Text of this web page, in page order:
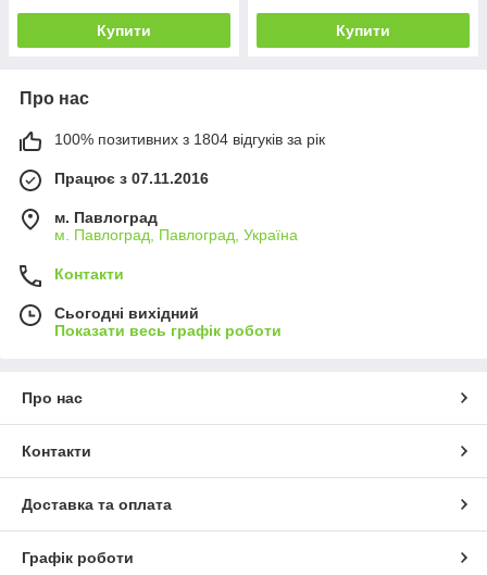
Купити Купити
Про нас
100% позитивних з 1804 відгуків за рік
Працює з 07.11.2016
м. Павлоград
м. Павлоград, Павлоград, Україна
Контакти
Сьогодні вихідний
Показати весь графік роботи
Про нас
Контакти
Доставка та оплата
Графік роботи